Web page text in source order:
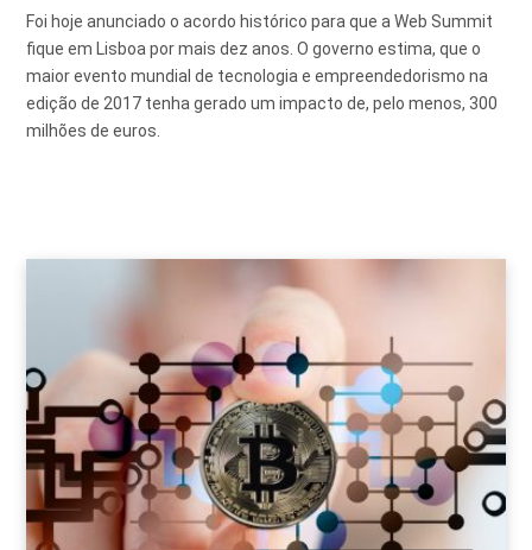
Foi hoje anunciado o acordo histórico para que a Web Summit
fique em Lisboa por mais dez anos. O governo estima, que o
maior evento mundial de tecnologia e empreendedorismo na
edição de 2017 tenha gerado um impacto de, pelo menos, 300
milhões de euros.